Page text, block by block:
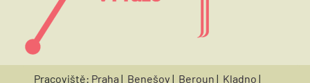
Pracoviště: Praha | Benešov | Beroun | Kladno |